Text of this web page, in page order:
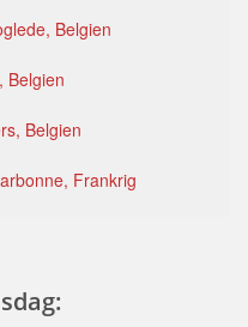
Belgien
Belgien
Belgien
Frankrig